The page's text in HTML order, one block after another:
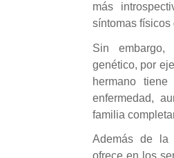
más
síntomas físicos
Sin
genético, por
hermano
enfermedad,
familia
Además de la